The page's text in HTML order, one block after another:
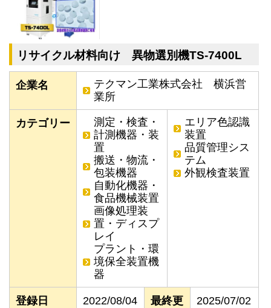
リサイクル材料向け 異物選別機TS-7400L
企業名
テクマン工業株式会社 横浜営
業所
カテゴリー
測定・検査・
計測機器・装
置
搬送・物流・
包装機器
自動化機器・
食品機械装置
画像処理装
置・ディスプ
レイ
プラント・環
境保全装置機
器
エリア色認識
装置
品質管理シス
テム
外観検査装置
登録日 2022/08/04
最終更
2025/07/02